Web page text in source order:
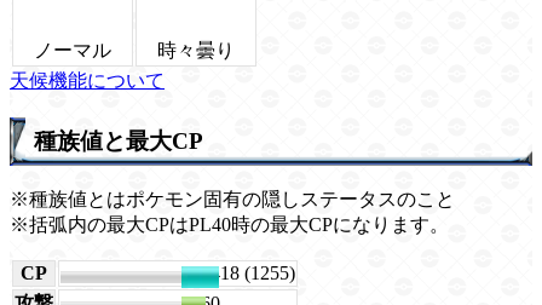
ノーマル
時々曇り
天候機能について
種族値と最大CP
※種族値とはポケモン固有の隠しステータスのこと
※括弧内の最大CPはPL40時の最大CPになります。
CP
1418 (1255)